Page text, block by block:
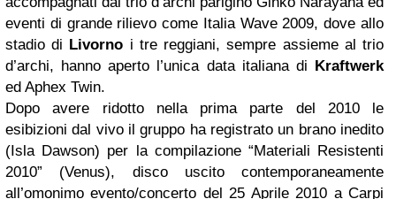
eventi di grande rilievo come Italia Wave 2009, dove allo
stadio di Livorno i tre reggiani, sempre assieme al trio
d’archi, hanno aperto l’unica data italiana di Kraftwerk
ed Aphex Twin.
Dopo avere ridotto nella prima parte del 2010 le
esibizioni dal vivo il gruppo ha registrato un brano inedito
(Isla Dawson) per la compilazione “Materiali Resistenti
2010” (Venus), disco uscito contemporaneamente
all’omonimo evento/concerto del 25 Aprile 2010 a Carpi